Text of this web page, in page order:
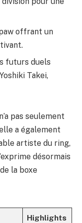
offrant un
futurs duels
Takei,
pas seulement
a également
artiste du ring,
désormais
la boxe
Highlights